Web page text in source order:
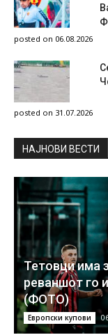
posted on 06.08.2026
posted on 31.07.2026
НAЈНОВИ ВЕСТИ
Тетовци има
реваншот го
(ФОТО)
Европски купови